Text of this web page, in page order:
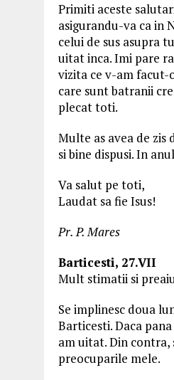
Primiti aceste
asigurandu-va ca in
celui de sus asupra
uitat inca. Imi pare
vizita ce v-am facut-
care sunt batranii
plecat toti.
Multe as avea de zis
si bine dispusi. In
Va salut pe toti,
Laudat sa fie Isus!
Pr. P. Mares
Barticesti, 27.VII
Mult stimatii si
Se implinesc doua
Barticesti. Daca
am uitat. Din contra,
preocuparile mele.